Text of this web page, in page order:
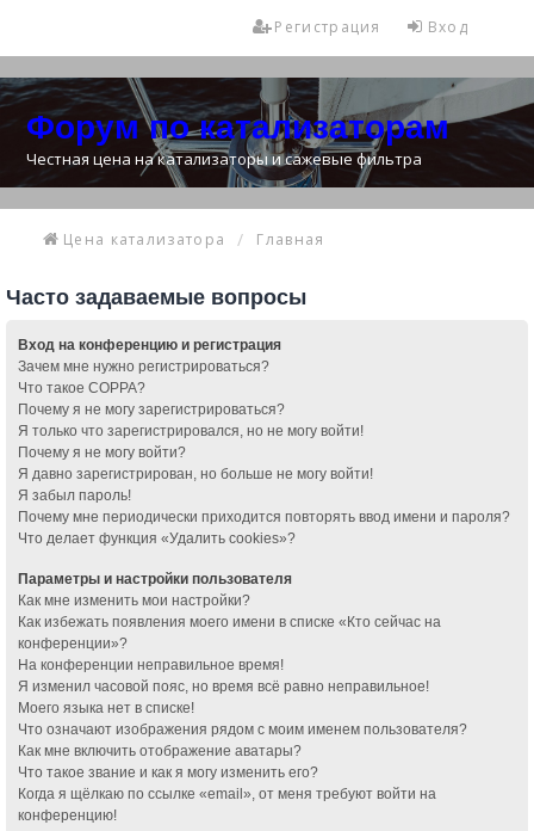
Вход
Регистрация
Форум по катализаторам
Честная цена на катализаторы и сажевые фильтра
Цена катализатора Главная
Часто задаваемые вопросы
Вход на конференцию и регистрация
Зачем мне нужно регистрироваться?
Что такое COPPA?
Почему я не могу зарегистрироваться?
Я только что зарегистрировался, но не могу войти!
Почему я не могу войти?
Я давно зарегистрирован, но больше не могу войти!
Я забыл пароль!
Почему мне периодически приходится повторять ввод имени и пароля?
Что делает функция «Удалить cookies»?
Параметры и настройки пользователя
Как мне изменить мои настройки?
Как избежать появления моего имени в списке «Кто сейчас на
конференции»?
На конференции неправильное время!
Я изменил часовой пояс, но время всё равно неправильное!
Моего языка нет в списке!
Что означают изображения рядом с моим именем пользователя?
Как мне включить отображение аватары?
Что такое звание и как я могу изменить его?
Когда я щёлкаю по ссылке «email», от меня требуют войти на
конференцию!